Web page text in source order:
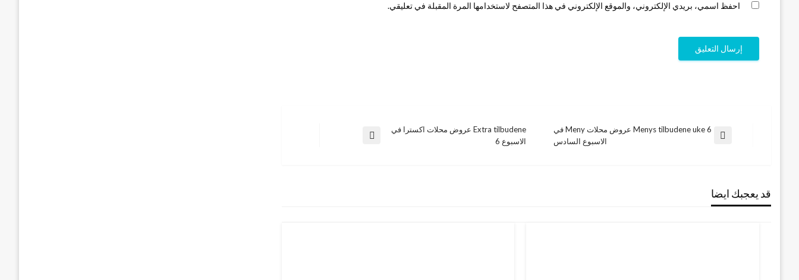
احفظ اسمي، بريدي الإلكتروني، والموقع الإلكتروني في هذا المتصفح لاستخدامها المرة المقبلة في تعليقي.
تصفّح
المقالة
Menys tilbudene uke 6 عروض محلات Meny في
الاسبوع السادس
المقالة
Extra tilbudene عروض محلات اكسترا في
الاسبوع 6
قد يعجبك ايضا